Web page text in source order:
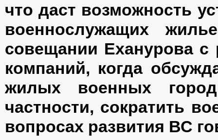
что даст возможность
военнослужащих
совещании Еханурова с
компаний, когда
жилых военных
частности, сократить
вопросах развития ВС